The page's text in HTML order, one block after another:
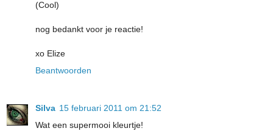
(Cool)
nog bedankt voor je reactie!
xo Elize
Beantwoorden
Silva 15 februari 2011 om 21:52
Wat een supermooi kleurtje!